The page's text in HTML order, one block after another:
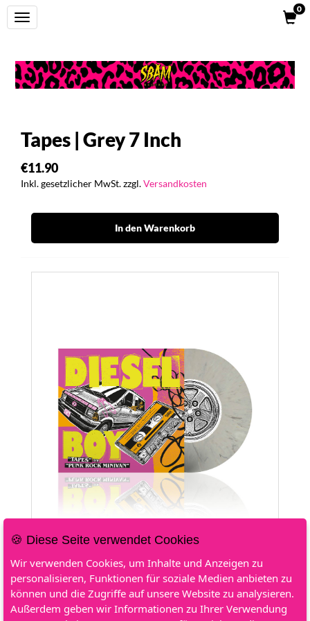
Toggle
navigation
0
Tapes | Grey 7 Inch
€11.90
Inkl. gesetzlicher MwSt. zzgl.Versandkosten
In den Warenkorb
Weitere Informationen
Limitiert auf 100 Exemplare weltweit.
Track Listing:
🍪 Diese Seite verwendet Cookies
Wir verwenden Cookies, um Inhalte und Anzeigen zu
personalisieren, Funktionen für soziale Medien anbieten zu
können und die Zugriffe auf unsere Website zu analysieren.
Außerdem geben wir Informationen zu Ihrer Verwendung